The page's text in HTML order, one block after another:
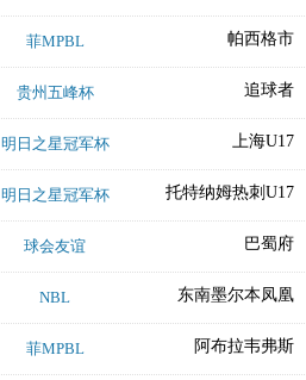
菲MPBL 帕西格市
贵州五峰杯 追球者
明日之星冠军杯 上海U17
明日之星冠军杯 托特纳姆热刺U17
球会友谊 巴蜀府
NBL 东南墨尔本凤凰
菲MPBL 阿布拉韦弗斯